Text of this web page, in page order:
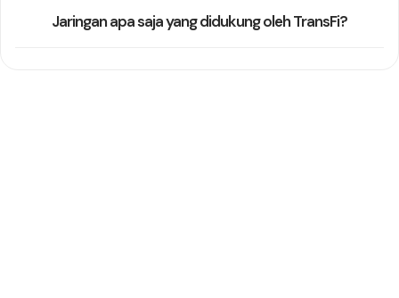
Jaringan apa saja yang didukung oleh TransFi?